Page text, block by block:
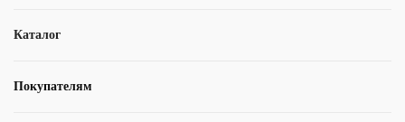
Каталог
Покупателям